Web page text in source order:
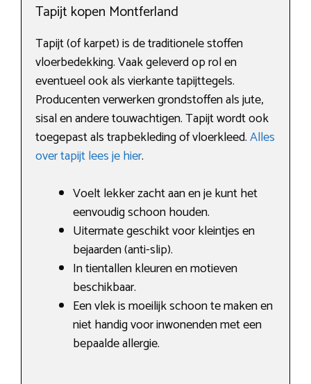
Tapijt kopen Montferland
Tapijt (of karpet) is de traditionele stoffen
vloerbedekking. Vaak geleverd op rol en
eventueel ook als vierkante tapijttegels.
Producenten verwerken grondstoffen als jute,
sisal en andere touwachtigen. Tapijt wordt ook
toegepast als trapbekleding of vloerkleed.Alles
over tapijt lees je hier.
Voelt lekker zacht aan en je kunt het
eenvoudig schoon houden.
Uitermate geschikt voor kleintjes en
bejaarden (anti-slip).
In tientallen kleuren en motieven
beschikbaar.
Een vlek is moeilijk schoon te maken en
niet handig voor inwonenden met een
bepaalde allergie.